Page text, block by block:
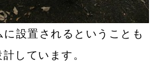
設置されるということも
しています。